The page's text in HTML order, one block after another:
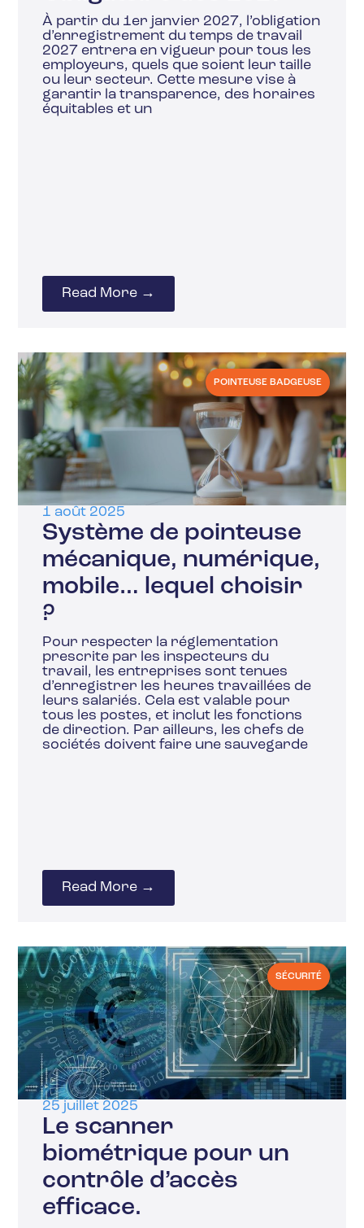
À partir du 1er janvier 2027, l’obligation
d’enregistrement du temps de travail
2027 entrera en vigueur pour tous les
employeurs, quels que soient leur taille
ou leur secteur. Cette mesure vise à
garantir la transparence, des horaires
équitables et un
Read More →
POINTEUSE BADGEUSE
1 août 2025
Système de pointeuse
mécanique, numérique,
mobile… lequel choisir
?
Pour respecter la réglementation
prescrite par les inspecteurs du
travail, les entreprises sont tenues
d’enregistrer les heures travaillées de
leurs salariés. Cela est valable pour
tous les postes, et inclut les fonctions
de direction. Par ailleurs, les chefs de
sociétés doivent faire une sauvegarde
Read More →
SÉCURITÉ
25 juillet 2025
Le scanner
biométrique pour un
contrôle d’accès
efficace.